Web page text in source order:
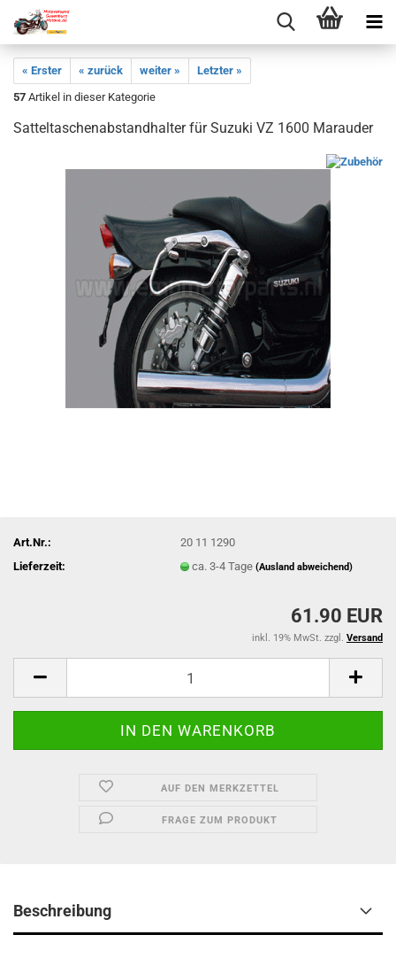
« Erster « zurück weiter »
Letzter »
57 Artikel in dieser Kategorie
Satteltaschenabstandhalter für Suzuki VZ 1600 Marauder
Art.Nr.:
20 11 1290
Lieferzeit:
ca. 3-4 Tage(Ausland abweichend)
61.90 EUR
inkl. 19% MwSt. zzgl. Versand
AUF DEN MERKZETTEL
FRAGE ZUM PRODUKT
Beschreibung